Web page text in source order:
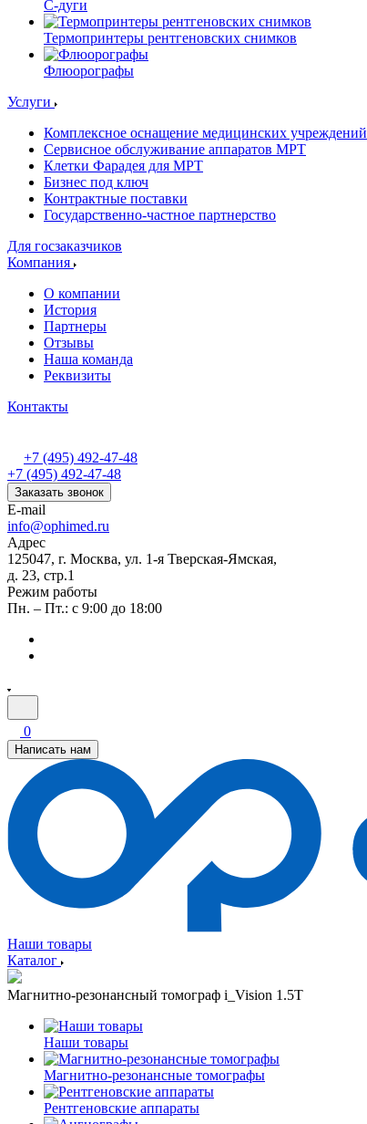
С-дуги
Термопринтеры рентгеновских снимков
Флюорографы
Услуги
Комплексное оснащение медицинских учреждений
Сервисное обслуживание аппаратов МРТ
Клетки Фарадея для МРТ
Бизнес под ключ
Контрактные поставки
Государственно-частное партнерство
Для госзаказчиков
Компания
О компании
История
Партнеры
Отзывы
Наша команда
Реквизиты
Контакты
+7 (495) 492-47-48
+7 (495) 492-47-48
Заказать звонок
E-mail
info@ophimed.ru
Адрес
125047, г. Москва, ул. 1-я Тверская-Ямская,
д. 23, стр.1
Режим работы
Пн. – Пт.: с 9:00 до 18:00
0
Написать нам
Наши товары
Каталог
Магнитно-резонансный томограф i_Vision 1.5T
Наши товары
Магнитно-резонансные томографы
Рентгеновские аппараты